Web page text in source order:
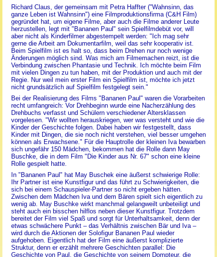
Richard Claus, der gemeinsam mit Petra Haffter ("Wahnsinn, das
ganze Leben ist Wahnsinn") eine Filmproduktionsfirma (C&H Film)
gegründet hat, um eigene Filme, aber auch die Filme anderer Leute
herzustellen, legt mit "Bananen Paul" sein Spielfilmdebüt vor, will
aber nicht als Kinderfilmer abgestempelt werden: "Ich mag sehr
gerne die Arbeit am Dokumentarfilm, weil das sehr kooperativ ist.
Beim Spielfilm ist es halt so, dass beim Drehen nur noch wenige
Änderungen möglich sind. Was mich am Filmemachen reizt, ist die
Verbindung zwischen Phantasie und Technik. Ich möchte beim Film
mit vielen Dingen zu tun haben, mit der Produktion und auch mit der
Regie. Nur weil mein erster Film ein Spielfilm ist, möchte ich jetzt
nicht grundsätzlich auf Spielfilm festgelegt sein."
Bei der Realisierung des Films "Bananen Paul" waren die Vorarbeiten
recht umfangreich: Vor Drehbeginn wurde eine Nacherzählung des
Drehbuchs verfasst und Schülern verschiedener Altersklassen
vorgelesen. "Wir wollten herauskriegen, wer was versteht und wie die
Kinder der Geschichte folgen. Dabei haben wir festgestellt, dass
Kinder mit Dingen, die sie noch nicht verstehen, viel besser umgehen
können als Erwachsene." Für die Hauptrolle der kleinen Iva bewarben
sich ungefähr 150 Mädchen, bekommen hat die Rolle dann May
Buschke, die in dem Film "Die Kinder aus Nr. 67" schon eine kleine
Rolle gespielt hatte.
In "Bananen Paul" hat May Buschek eine äußerst schwierige Rolle:
Ihr Partner ist eine Kunstfigur und das führt zu Schwierigkeiten, die
sich bei einem Schauspieler-Partner so nicht ergeben hätten.
Zwischen dem Mädchen Iva und dem Bären spielt sich eigentlich zu
wenig ab. May Buschke wirkt manchmal gelangweilt unbeteiligt und
steht auch ein bisschen hilflos neben dieser Kunstfigur. Trotzdem
bereitet der Film viel Spaß und sorgt für Unterhaltsamkeit, denn der
etwas schwächere Punkt – das Verhältnis zwischen Bär und Iva –
wird durch die Aktionen der Solofigur Bananen Paul wieder
aufgehoben. Eigentlich hat der Film eine äußerst komplizierte
Struktur, denn er erzählt mehrere Geschichten parallel: Die
Geschichte von Paul, die Geschichte von seinem Dompteur, die